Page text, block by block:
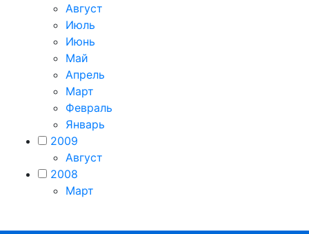
Август
Июль
Июнь
Май
Апрель
Март
Февраль
Январь
2009
Август
2008
Март